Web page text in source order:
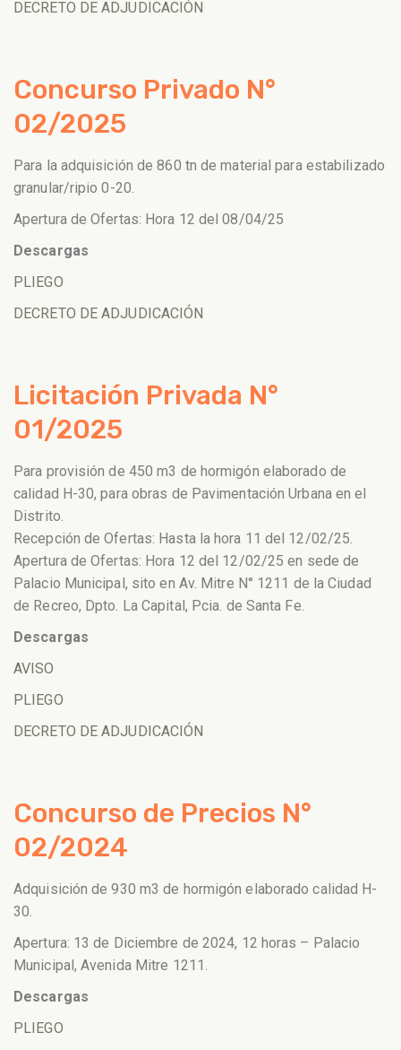
DECRETO DE ADJUDICACIÓN
Concurso Privado N°
02/2025
Para la adquisición de 860 tn de material para estabilizado
granular/ripio 0-20.
Apertura de Ofertas: Hora 12 del 08/04/25
Descargas
PLIEGO
DECRETO DE ADJUDICACIÓN
Licitación Privada N°
01/2025
Para provisión de 450 m3 de hormigón elaborado de
calidad H-30, para obras de Pavimentación Urbana en el
Distrito.
Recepción de Ofertas: Hasta la hora 11 del 12/02/25.
Apertura de Ofertas: Hora 12 del 12/02/25 en sede de
Palacio Municipal, sito en Av. Mitre N° 1211 de la Ciudad
de Recreo, Dpto. La Capital, Pcia. de Santa Fe.
Descargas
AVISO
PLIEGO
DECRETO DE ADJUDICACIÓN
Concurso de Precios N°
02/2024
Adquisición de 930 m3 de hormigón elaborado calidad H-
30.
Apertura: 13 de Diciembre de 2024, 12 horas – Palacio
Municipal, Avenida Mitre 1211.
Descargas
PLIEGO